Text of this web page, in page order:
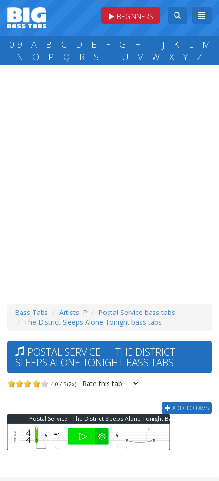
BEGINNERS
0-9 A B C D E F G H I J K L
M
N
O P Q R S T U V W X Y Z
Bass Tabs Artists: P
Postal Service bass tabs
The District Sleeps Alone Tonight bass tabs
POSTAL SERVICE — THE DISTRICT
SLEEPS ALONE TONIGHT BASS TABS
4.0 / 5 (2x) Rate this tab:
ADD TO FAVS
Postal Service - The District Sleeps Alone Tonight Bass Tab